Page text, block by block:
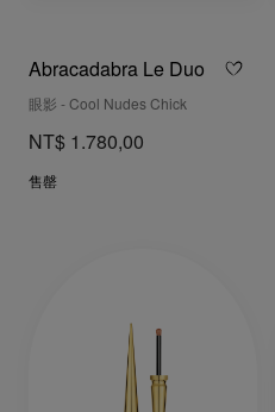
Abracadabra Le Duo
眼影 - Cool Nudes Chick
NT$ 1.780,00
售罄